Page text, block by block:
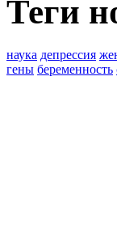
Теги
наука депрессия
гены беременность